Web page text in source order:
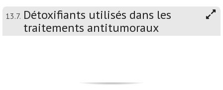
13.7. Détoxifiants utilisés dans les
traitements antitumoraux